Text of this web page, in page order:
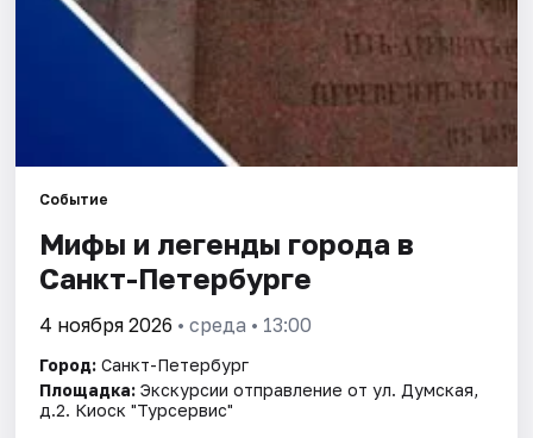
Событие
Мифы и легенды города в
Санкт-Петербурге
4 ноября 2026 • среда • 13:00
Город: Санкт-Петербург
Площадка: Экскурсии отправление от ул. Думская,
д.2. Киоск "Турсервис"